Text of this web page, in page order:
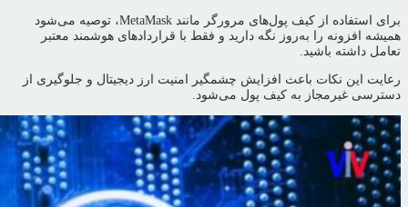
برای استفاده از کیف پول‌های مرورگر مانند MetaMask، توصیه می‌شود
همیشه افزونه را به‌روز نگه دارید و فقط با قراردادهای هوشمند معتبر
تعامل داشته باشید.
رعایت این نکات باعث افزایش چشمگیر امنیت ارز دیجیتال و جلوگیری از
دسترسی غیرمجاز به کیف پول می‌شود.